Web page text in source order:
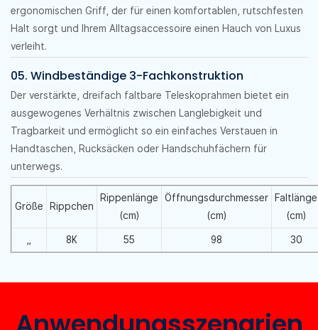
ergonomischen Griff, der für einen komfortablen, rutschfesten
Halt sorgt und Ihrem Alltagsaccessoire einen Hauch von Luxus
verleiht.
05. Windbeständige 3-Fachkonstruktion
Der verstärkte, dreifach faltbare Teleskoprahmen bietet ein
ausgewogenes Verhältnis zwischen Langlebigkeit und
Tragbarkeit und ermöglicht so ein einfaches Verstauen in
Handtaschen, Rucksäcken oder Handschuhfächern für
unterwegs.
Größe Rippchen
Rippenlänge
(cm)
Öffnungsdurchmesser
(cm)
Faltlänge
(cm)
8K 55 98 30